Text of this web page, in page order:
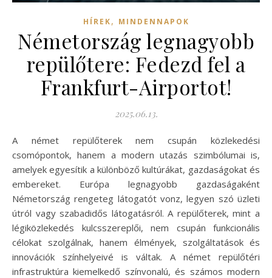
HÍREK, MINDENNAPOK
Németország legnagyobb
repülőtere: Fedezd fel a
Frankfurt-Airportot!
2025.06.13.
A német repülőterek nem csupán közlekedési
csomópontok, hanem a modern utazás szimbólumai is,
amelyek egyesítik a különböző kultúrákat, gazdaságokat és
embereket. Európa legnagyobb gazdaságaként
Németország rengeteg látogatót vonz, legyen szó üzleti
útról vagy szabadidős látogatásról. A repülőterek, mint a
légiközlekedés kulcsszereplői, nem csupán funkcionális
célokat szolgálnak, hanem élmények, szolgáltatások és
innovációk színhelyeivé is váltak. A német repülőtéri
infrastruktúra kiemelkedő színvonalú, és számos modern